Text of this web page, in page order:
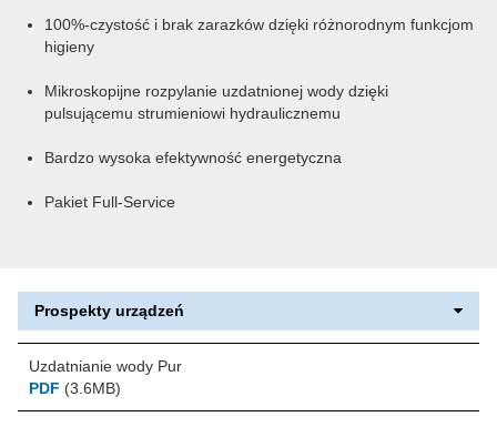
100%-czystość i brak zarazków dzięki różnorodnym funkcjom
higieny
Mikroskopijne rozpylanie uzdatnionej wody dzięki
pulsującemu strumieniowi hydraulicznemu
Bardzo wysoka efektywność energetyczna
Pakiet Full-Service
Prospekty urządzeń
Uzdatnianie wody Pur
PDF (3.6MB)